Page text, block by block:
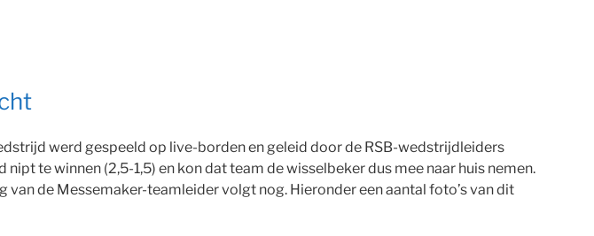
werd gespeeld op live-borden en geleid door de RSB-wedstrijdleiders
te winnen (2,5-1,5) en kon dat team de wisselbeker dus mee naar huis nemen.
van de Messemaker-teamleider volgt nog. Hieronder een aantal foto’s van dit